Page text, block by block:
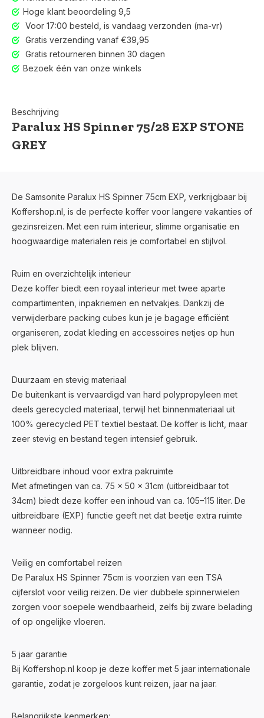
Hoge klant beoordeling 9,5
Voor 17:00 besteld, is vandaag verzonden (ma-vr)
Gratis verzending vanaf €39,95
Gratis retourneren binnen 30 dagen
Bezoek één van onze winkels
Beschrijving
Paralux HS Spinner 75/28 EXP STONE
GREY
De Samsonite Paralux HS Spinner 75cm EXP, verkrijgbaar bij
Koffershop.nl, is de perfecte koffer voor langere vakanties of
gezinsreizen. Met een ruim interieur, slimme organisatie en
hoogwaardige materialen reis je comfortabel en stijlvol.
Ruim en overzichtelijk interieur
Deze koffer biedt een royaal interieur met twee aparte
compartimenten, inpakriemen en netvakjes. Dankzij de
verwijderbare packing cubes kun je je bagage efficiënt
organiseren, zodat kleding en accessoires netjes op hun
plek blijven.
Duurzaam en stevig materiaal
De buitenkant is vervaardigd van hard polypropyleen met
deels gerecycled materiaal, terwijl het binnenmateriaal uit
100% gerecycled PET textiel bestaat. De koffer is licht, maar
zeer stevig en bestand tegen intensief gebruik.
Uitbreidbare inhoud voor extra pakruimte
Met afmetingen van ca. 75 × 50 × 31cm (uitbreidbaar tot
34cm) biedt deze koffer een inhoud van ca. 105–115 liter. De
uitbreidbare (EXP) functie geeft net dat beetje extra ruimte
wanneer nodig.
Veilig en comfortabel reizen
De Paralux HS Spinner 75cm is voorzien van een TSA
cijferslot voor veilig reizen. De vier dubbele spinnerwielen
zorgen voor soepele wendbaarheid, zelfs bij zware belading
of op ongelijke vloeren.
5 jaar garantie
Bij Koffershop.nl koop je deze koffer met 5 jaar internationale
garantie, zodat je zorgeloos kunt reizen, jaar na jaar.
Belangrijkste kenmerken: